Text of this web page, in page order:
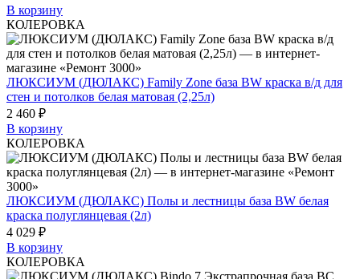
В корзину
КОЛЕРОВКА
ЛЮКСИУМ (ДЮЛАКС) Family Zone база BW краска в/д для
стен и потолков белая матовая (2,25л)
2 460 ₽
В корзину
КОЛЕРОВКА
ЛЮКСИУМ (ДЮЛАКС) Полы и лестницы база BW белая
краска полуглянцевая (2л)
4 029 ₽
В корзину
КОЛЕРОВКА